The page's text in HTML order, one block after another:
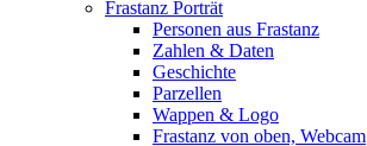
Frastanz Porträt
Personen aus Frastanz
Zahlen & Daten
Geschichte
Parzellen
Wappen & Logo
Frastanz von oben, Webcam